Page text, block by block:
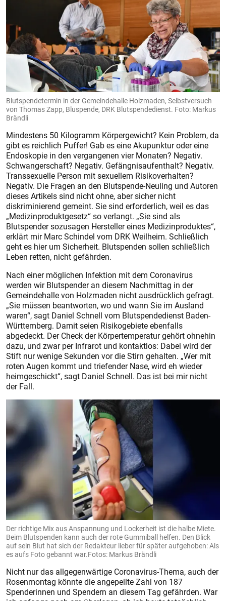
Blutspendetermin in der Gemeindehalle Holzmaden, Selbstversuch
von Thomas Zapp, Bluspende, DRK Blutspendedienst. Foto: Markus
Brändli
Mindestens 50 Kilogramm Körpergewicht? Kein Problem, da
gibt es reichlich Puffer! Gab es eine Akupunktur oder eine
Endoskopie in den vergangenen vier Monaten? Negativ.
Schwangerschaft? Negativ. Gefängnisaufenthalt? Negativ.
Transsexuelle Person mit sexuellem Risikoverhalten?
Negativ. Die Fragen an den Blutspende-Neuling und Autoren
dieses Artikels sind nicht ohne, aber sicher nicht
diskriminierend gemeint. Sie sind erforderlich, weil es das
„Medizinproduktgesetz“ so verlangt. „Sie sind als
Blutspender sozusagen Hersteller eines Medizinproduktes“,
erklärt mir Marc Schindel vom DRK Weilheim. Schließlich
geht es hier um Sicherheit. Blutspenden sollen schließlich
Leben retten, nicht gefährden.
Nach einer möglichen Infektion mit dem Coronavirus
werden wir Blutspender an diesem Nachmittag in der
Gemeindehalle von Holzmaden nicht ausdrücklich gefragt.
„Sie müssen beantworten, wo und wann Sie im Ausland
waren“, sagt Daniel Schnell vom Blutspendedienst Baden-
Würt­temberg. Damit seien Risikogebiete ebenfalls
abgedeckt. Der Check der Körpertemperatur gehört ohnehin
dazu, und zwar per Infrarot und kontaktlos: Dabei wird der
Stift nur wenige Sekunden vor die Stirn gehalten. „Wer mit
roten Augen kommt und triefender Nase, wird eh wieder
heimgeschickt“, sagt Daniel Schnell. Das ist bei mir nicht
der Fall.
Der richtige Mix aus Anspannung und Lockerheit ist die halbe Miete.
Beim Blutspenden kann auch der rote Gummiball helfen. Den Blick
auf sein Blut hat sich der Redakteur lieber für später aufgehoben: Als
es aufs Foto gebannt war.Fotos: Markus Brändli
Nicht nur das allgegenwärtige Coronavirus-Thema, auch der
Rosenmontag könnte die angepeilte Zahl von 187
Spenderinnen und Spendern an diesem Tag gefährden. War